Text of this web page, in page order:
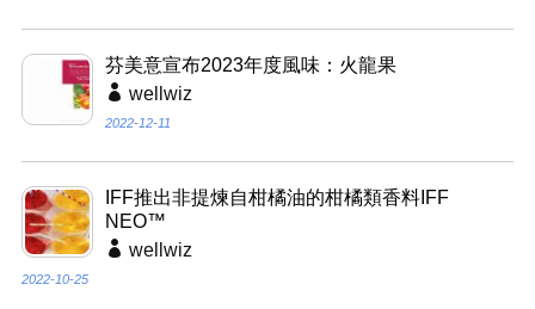
芬美意宣布2023年度風味：火龍果
wellwiz
2022-12-11
IFF推出非提煉自柑橘油的柑橘類香料IFF
NEO™
wellwiz
2022-10-25